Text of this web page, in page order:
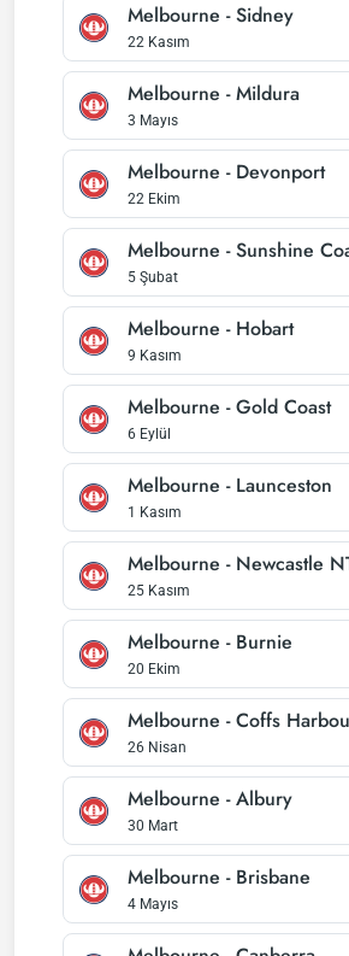
Melbourne -Sidney
22 Kasım
Melbourne -Mildura
3 Mayıs
Melbourne - Devonport
22 Ekim
Melbourne -Sunshine
5 Şubat
Melbourne - Hobart
9 Kasım
Melbourne -Gold Coast
6 Eylül
Melbourne - Launceston
1 Kasım
Melbourne - Newcastle
25 Kasım
Melbourne - Burnie
20 Ekim
Melbourne -Coffs
26 Nisan
Melbourne -Albury
30 Mart
Melbourne - Brisbane
4 Mayıs